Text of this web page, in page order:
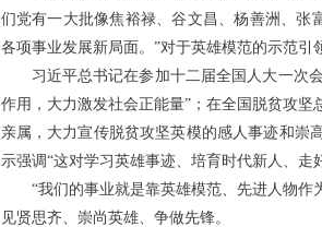
们党有一大批像焦裕禄、谷文昌、杨善洲、
各项事业发展新局面。”对于英雄模范的示范
习近平总书记在参加十二届全国人大一次
作用，大力激发社会正能量”；在全国脱贫攻
亲属，大力宣传脱贫攻坚英模的感人事迹和崇
示强调“这对学习英雄事迹、培育时代新人、
“我们的事业就是靠英雄模范、先进人物
见贤思齐、崇尚英雄、争做先锋。